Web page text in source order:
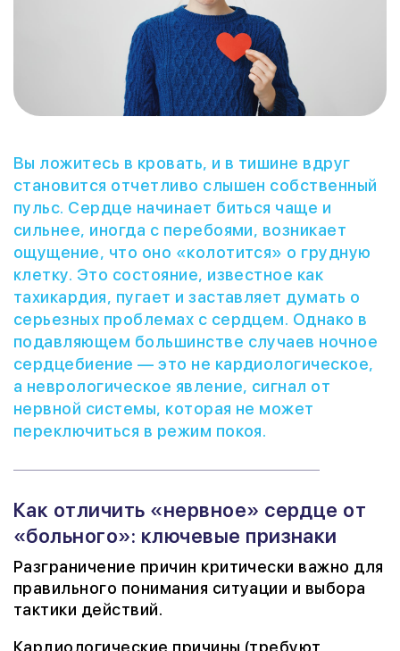
Вы ложитесь в кровать, и в тишине вдруг
становится отчетливо слышен собственный
пульс. Сердце начинает биться чаще и
сильнее, иногда с перебоями, возникает
ощущение, что оно «колотится» о грудную
клетку. Это состояние, известное как
тахикардия, пугает и заставляет думать о
серьезных проблемах с сердцем. Однако в
подавляющем большинстве случаев ночное
сердцебиение — это не кардиологическое,
а неврологическое явление, сигнал от
нервной системы, которая не может
переключиться в режим покоя.
Как отличить «нервное» сердце от
«больного»: ключевые признаки
Разграничение причин критически важно для
правильного понимания ситуации и выбора
тактики действий.
Кардиологические причины (требуют